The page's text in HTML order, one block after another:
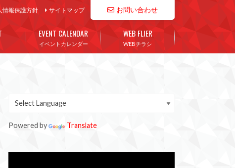
お問い合わせ
情報保護方針 サイトマップ
イベントカレンダー
EVENT CALENDAR
WEBチラシ
WEB FLIER
Powered by Translate